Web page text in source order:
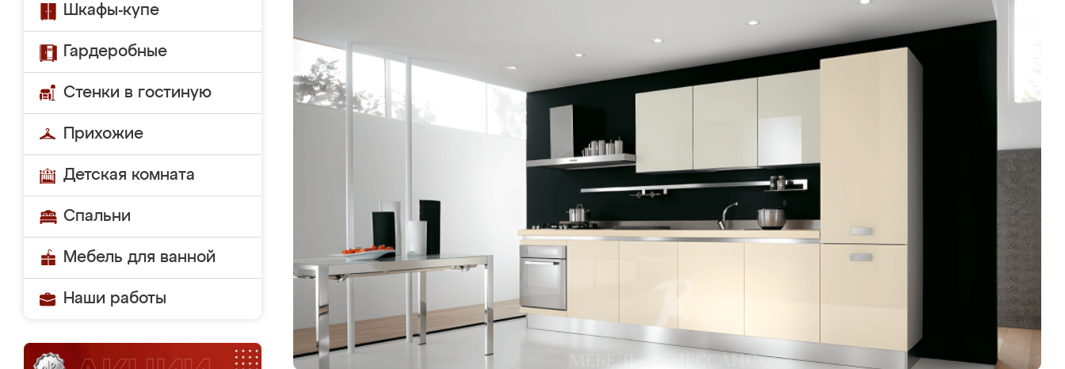
Шкафы-купе
Гардеробные
Стенки в гостиную
Прихожие
Детская комната
Спальни
Мебель для ванной
Наши работы